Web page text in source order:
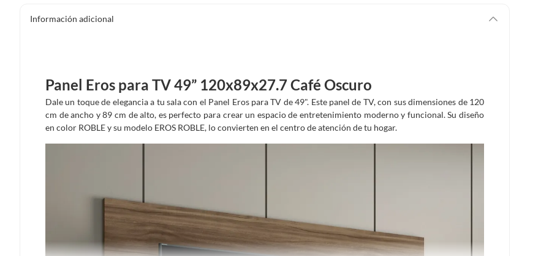
Información adicional
Panel Eros para TV 49” 120x89x27.7 Café Oscuro
Dale un toque de elegancia a tu sala con el Panel Eros para TV de 49". Este panel de TV, con sus dimensiones de 120
cm de ancho y 89 cm de alto, es perfecto para crear un espacio de entretenimiento moderno y funcional. Su diseño
en color ROBLE y su modelo EROS ROBLE, lo convierten en el centro de atención de tu hogar.